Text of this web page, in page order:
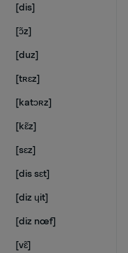
[dis]
[ɔ̃z]
[duz]
[tʀɛz]
[katɔʀz]
[kɛ̃z]
[sɛz]
[dis sɛt]
[diz ɥit]
[diz nœf]
[vɛ̃]